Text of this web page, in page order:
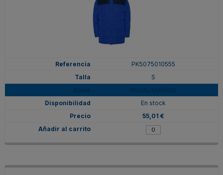
PK5075010555
S
En stock
55,01 €